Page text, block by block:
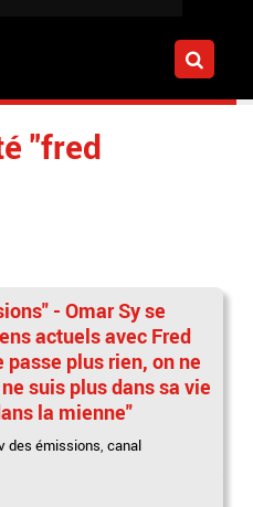
"fred
- Omar Sy se
actuels avec Fred
passe plus rien, on ne
suis plus dans sa vie
la mienne"
des émissions,canal